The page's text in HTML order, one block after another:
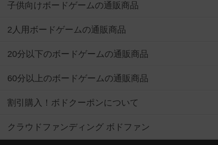
子供向けボードゲームの通販商品
2人用ボードゲームの通販商品
20分以下のボードゲームの通販商品
60分以上のボードゲームの通販商品
割引購入！ボドクーポンについて
クラウドファンディング ボドファン